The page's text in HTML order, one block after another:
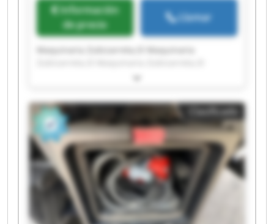
Información
de precio
Llamar
Maquinaria Zubizarreta,Sl Maquinaria
Maquinaria Zubizarreta,Sl Maquinaria
Zubizarreta,Sl Maquinaria Zubizarreta,Sl
Maquinaria Zubizarreta,Sl Maquinaria
Zubizarreta,Sl Maquinaria Zubizarreta,Sl
Maquinaria Zubizarreta,Sl Maquinaria
Zubizarreta,Sl Maquinaria Zubizarreta,Sl
Maquinaria Zubizarreta,Sl Maquinaria
Zubizarreta,Sl Maquinaria Zubizarreta,Sl
Maquinaria Zubizarreta,Sl Maquinaria
Zubizarreta,Sl